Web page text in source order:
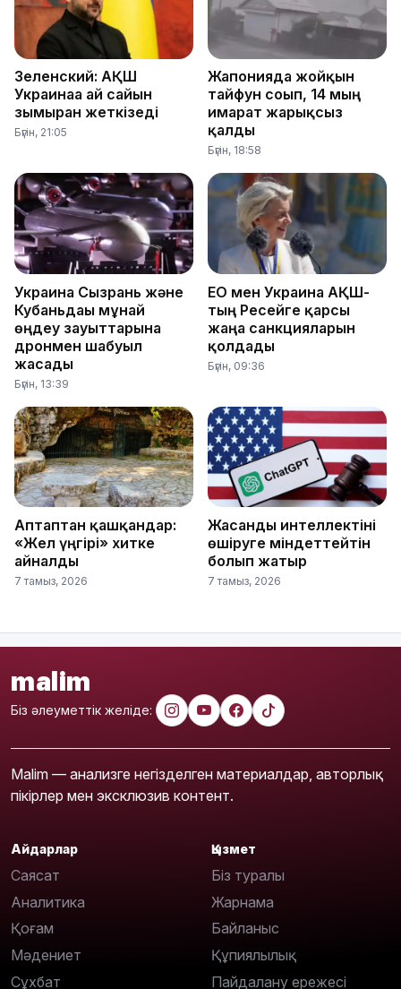
Зеленский: АҚШ
Украинаға ай сайын
зымыран жеткізеді
Бүгін, 21:05
Жапонияда жойқын
тайфун соғып, 14 мың
ғимарат жарықсыз
қалды
Бүгін, 18:58
Украина Сызрань және
Кубаньдағы мұнай
өңдеу зауыттарына
дронмен шабуыл
жасады
Бүгін, 13:39
ЕО мен Украина АҚШ-
тың Ресейге қарсы
жаңа санкцияларын
қолдады
Бүгін, 09:36
Аптаптан қашқандар:
«Жел үңгірі» хитке
айналды
7 тамыз, 2026
Жасанды интеллектіні
өшіруге міндеттейтін
болып жатыр
7 тамыз, 2026
malim
Біз әлеуметтік желіде:
Malim — анализге негізделген материалдар, авторлық
пікірлер мен эксклюзив контент.
Айдарлар
Саясат
Аналитика
Қоғам
Мәдениет
Сұхбат
Қызмет
Біз туралы
Жарнама
Байланыс
Құпиялылық
Пайдалану ережесі